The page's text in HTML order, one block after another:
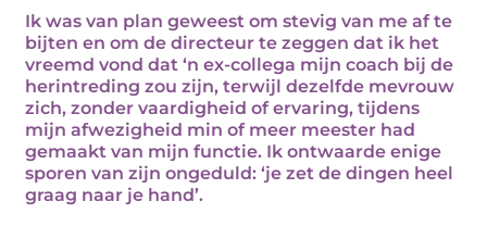
Ik was van plan geweest om stevig van me af te
bijten en om de directeur te zeggen dat ik het
vreemd vond dat ‘n ex-collega mijn coach bij de
herintreding zou zijn, terwijl dezelfde mevrouw
zich, zonder vaardigheid of ervaring, tijdens
mijn afwezigheid min of meer meester had
gemaakt van mijn functie. Ik ontwaarde enige
sporen van zijn ongeduld: ‘je zet de dingen heel
graag naar je hand’.